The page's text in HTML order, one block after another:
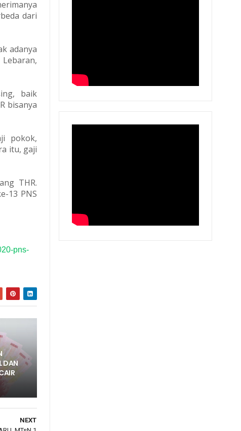
dari
adanya
baik
bisanya
pokok,
itu, gaji
THR.
13 PNS
pns-
DAN
NEXT